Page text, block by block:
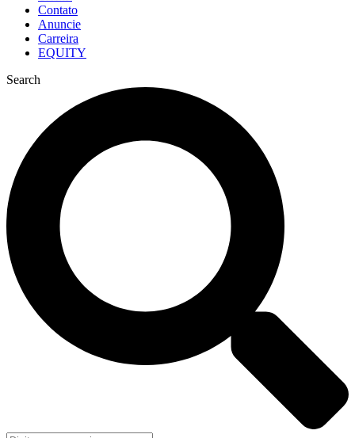
Contato
Anuncie
Carreira
EQUITY
Search